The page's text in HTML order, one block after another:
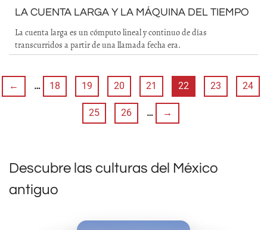
LA CUENTA LARGA Y LA MÁQUINA DEL TIEMPO
La cuenta larga es un cómputo lineal y continuo de días
transcurridos a partir de una llamada fecha era.
← … 18 19 20 21 22 23 24
25 26 … →
Descubre las culturas del México
antiguo